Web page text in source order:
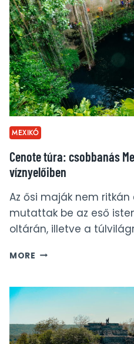
MEXIKÓ
Cenote túra: csobbanás
víznyelőiben
Az ősi maják nem
mutattak be az eső
oltárán, illetve a
MORE CENOTE
MEXIKÓ
LEGPAZARABB
VÍZNYELŐIBEN